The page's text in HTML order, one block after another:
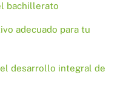
bachillerato
adecuado para tu
desarrollo integral de